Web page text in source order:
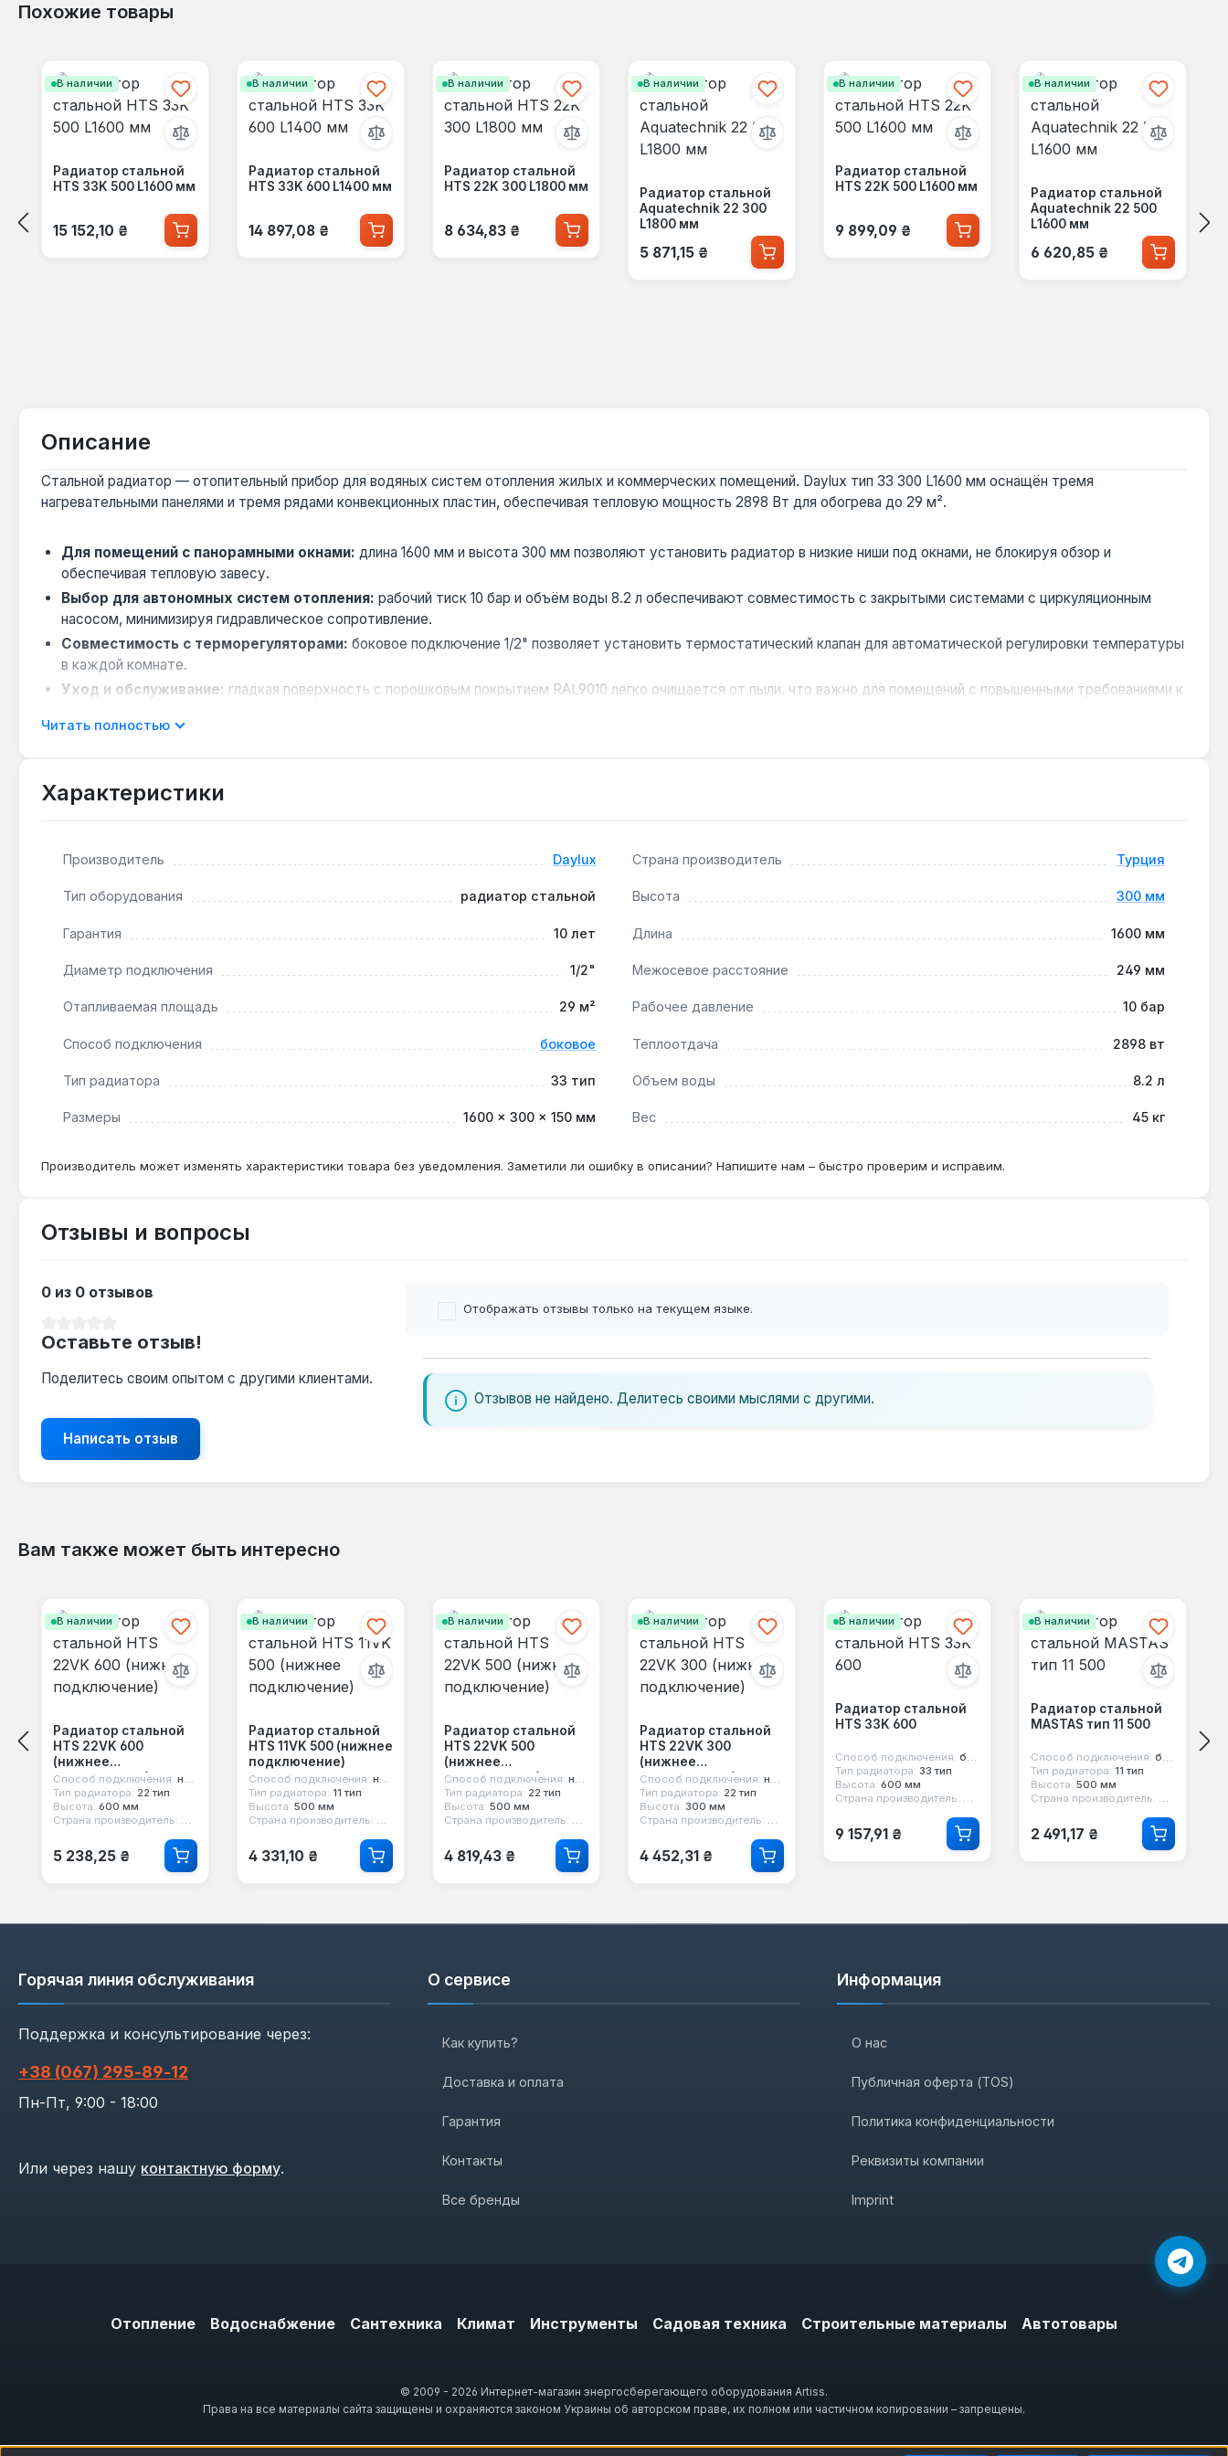
Похожие товары
В наличии
Радиатор стальной
HTS 33K 500 L1600 мм
Обычная цена:
15 152,10 ₴
В наличии
Радиатор стальной
HTS 33K 600 L1400 мм
Обычная цена:
14 897,08 ₴
В наличии
Радиатор стальной
HTS 22K 300 L1800 мм
Обычная цена:
8 634,83 ₴
В наличии
Радиатор стальной
Aquatechnik 22 300
L1800 мм
Обычная цена:
5 871,15 ₴
В наличии
Радиатор стальной
HTS 22K 500 L1600 мм
Обычная цена:
9 899,09 ₴
В наличии
Радиатор стальной
Aquatechnik 22 500
L1600 мм
Обычная цена:
6 620,85 ₴
Описание
Стальной радиатор — отопительный прибор для водяных систем отопления жилых и коммерческих помещений. Daylux тип 33 300 L1600 мм оснащён тремя
нагревательными панелями и тремя рядами конвекционных пластин, обеспечивая тепловую мощность 2898 Вт для обогрева до 29 м².
Для помещений с панорамными окнами: длина 1600 мм и высота 300 мм позволяют установить радиатор в низкие ниши под окнами, не блокируя обзор и
обеспечивая тепловую завесу.
Выбор для автономных систем отопления: рабочий тиск 10 бар и объём воды 8.2 л обеспечивают совместимость с закрытыми системами с циркуляционным
насосом, минимизируя гидравлическое сопротивление.
Совместимость с терморегуляторами: боковое подключение 1/2" позволяет установить термостатический клапан для автоматической регулировки температуры
в каждой комнате.
Уход и обслуживание: гладкая поверхность с порошковым покрытием RAL9010 легко очищается от пыли, что важно для помещений с повышенными требованиями к
Ограничение для систем с высоким давлением:
Радиатор подходит для обогрева гостиных, спален, офисов и коммерческих помещений площадью до 29 м². Благодаря низкой высоте 300 мм его можно размещать под
Подходит ли для помещений с детьми?
Как часто нужно промывать радиатор?
В системах с жёсткой водой (более 7 °dH) рекомендуется промывка каждые 2-3 года для предотвращения отложений внутри панелей.
Читать полностью
Характеристики
Производитель Daylux Страна производитель Турция
Тип оборудования радиатор стальной Высота 300 мм
Гарантия 10 лет Длина 1600 мм
Диаметр подключения 1/2" Межосевое расстояние 249 мм
Отапливаемая площадь 29 м² Рабочее давление 10 бар
Способ подключения боковое Теплоотдача 2898 вт
Тип радиатора 33 тип Объем воды 8.2 л
Размеры 1600 × 300 × 150 мм Вес 45 кг
Производитель может изменять характеристики товара без уведомления. Заметили ли ошибку в описании? Напишите нам – быстро проверим и исправим.
Отзывы и вопросы
0 из 0 отзывов
Оставьте отзыв!
Поделитесь своим опытом с другими клиентами.
Написать отзыв
Отображать отзывы только на текущем языке.
Отзывов не найдено. Делитесь своими мыслями с другими.
Вам также может быть интересно
В наличии
Радиатор стальной
HTS 22VK 600
(нижнее
подключение)
Способ подключения: нижнее
Тип радиатора: 22 тип
Высота: 600 мм
Страна производитель:
Обычная цена:
5 238,25 ₴
В наличии
Радиатор стальной
HTS 11VK 500 (нижнее
подключение)
Способ подключения: нижнее
Тип радиатора: 11 тип
Высота: 500 мм
Страна производитель:
Обычная цена:
4 331,10 ₴
В наличии
Радиатор стальной
HTS 22VK 500
(нижнее
подключение)
Способ подключения: нижнее
Тип радиатора: 22 тип
Высота: 500 мм
Страна производитель:
Обычная цена:
4 819,43 ₴
В наличии
Радиатор стальной
HTS 22VK 300
(нижнее
подключение)
Способ подключения: нижнее
Тип радиатора: 22 тип
Высота: 300 мм
Страна производитель:
Обычная цена:
4 452,31 ₴
В наличии
Радиатор стальной
HTS 33K 600
Способ подключения: боковое
Тип радиатора: 33 тип
Высота: 600 мм
Страна производитель:
Обычная цена:
9 157,91 ₴
В наличии
Радиатор стальной
MASTAS тип 11 500
Способ подключения: боковое
Тип радиатора: 11 тип
Высота: 500 мм
Страна производитель:
Обычная цена:
2 491,17 ₴
Горячая линия обслуживания
Поддержка и консультирование через:
+38 (067) 295‑89‑12
Пн-Пт, 9:00 - 18:00
Или через нашу контактную форму.
О сервисе
Как купить?
Доставка и оплата
Гарантия
Контакты
Все бренды
Информация
О нас
Публичная оферта (TOS)
Политика конфиденциальности
Реквизиты компании
Imprint
Отопление Водоснабжение Сантехника Климат Инструменты Садовая техника Строительные материалы Автотовары
© 2009 - 2026 Интернет-магазин энергосберегающего оборудования Artiss.
Права на все материалы сайта защищены и охраняются законом Украины об авторском праве, их полном или частичном копировании – запрещены.